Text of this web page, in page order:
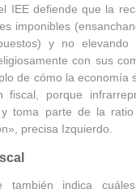
IEE defiende que la
imponibles
y no
con sus
de cómo la economía
fiscal, porque
y toma parte de la
precisa Izquierdo.
también indica